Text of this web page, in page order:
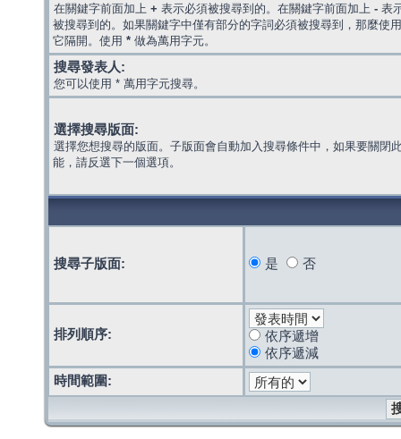
在關鍵字前面加上 + 表示必須被搜尋到的。在關鍵字前面加上 - 表
被搜尋到的。如果關鍵字中僅有部分的字詞必須被搜尋到，那麼使
它隔開。使用 * 做為萬用字元。
搜尋發表人:
您可以使用 * 萬用字元搜尋。
選擇搜尋版面:
選擇您想搜尋的版面。子版面會自動加入搜尋條件中，如果要關閉
能，請反選下一個選項。
搜尋子版面: 是 否
排列順序:
依序遞增
依序遞減
時間範圍: